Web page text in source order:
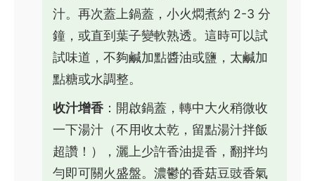
汁。再次蓋上鍋蓋，小火燜煮約 2-3 分
鐘，或直到葉子變軟熟透。這時可以試
試味道，不夠鹹加點醬油或鹽，太鹹加
點糖或水調整。
收汁增香 ：開啟鍋蓋，轉中大火稍微收
一下湯汁（不用收太乾，留點湯汁拌飯
超讚！），灑上少許香油提香，翻拌均
勻即可關火盛盤。濃鬱的香菇豆豉香氣